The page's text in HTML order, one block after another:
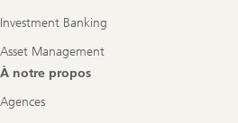
Investment Banking
Asset Management
À notre propos
Agences